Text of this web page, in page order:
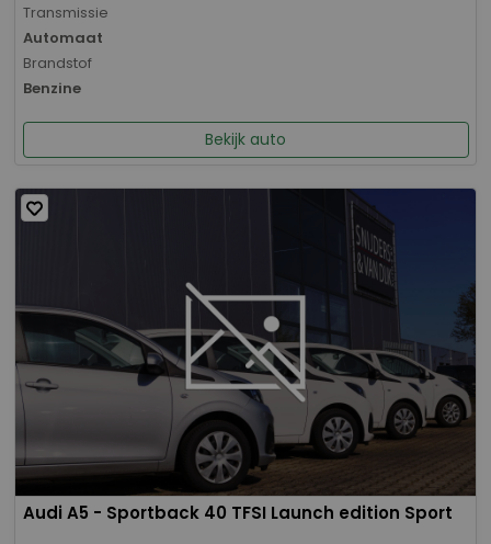
Transmissie
Automaat
Brandstof
Benzine
Bekijk auto
Audi A5 - Sportback 40 TFSI Launch edition Sport